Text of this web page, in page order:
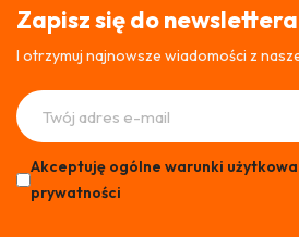
Zapisz się do newslettera
I otrzymuj najnowsze wiadomości z
Akceptuję ogólne warunki
prywatności